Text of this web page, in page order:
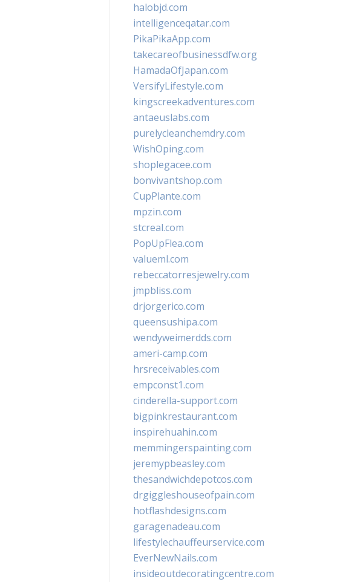
halobjd.com
intelligenceqatar.com
PikaPikaApp.com
takecareofbusinessdfw.org
HamadaOfJapan.com
VersifyLifestyle.com
kingscreekadventures.com
antaeuslabs.com
purelycleanchemdry.com
WishOping.com
shoplegacee.com
bonvivantshop.com
CupPlante.com
mpzin.com
stcreal.com
PopUpFlea.com
valueml.com
rebeccatorresjewelry.com
jmpbliss.com
drjorgerico.com
queensushipa.com
wendyweimerdds.com
ameri-camp.com
hrsreceivables.com
empconst1.com
cinderella-support.com
bigpinkrestaurant.com
inspirehuahin.com
memmingerspainting.com
jeremypbeasley.com
thesandwichdepotcos.com
drgiggleshouseofpain.com
hotflashdesigns.com
garagenadeau.com
lifestylechauffeurservice.com
EverNewNails.com
insideoutdecoratingcentre.com